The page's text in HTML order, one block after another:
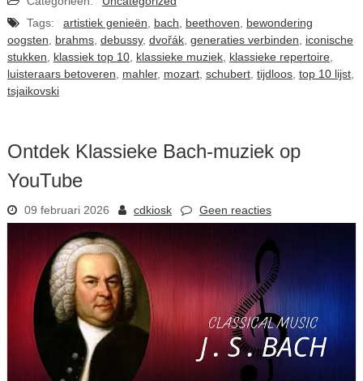
Tags:
artistiek genieën bach beethoven
bewondering
oogsten
brahms, debussy, dvořák, generaties verbinden
iconische
stukken
klassiek top 10, klassieke muziek, klassieke repertoire,
luisteraars betoveren
mahler, mozart, schubert, tijdloos, top 10 lijst,
tsjaikovski
Ontdek Klassieke Bach-muziek op
YouTube
09 februari 2026 cdkiosk Geen reacties